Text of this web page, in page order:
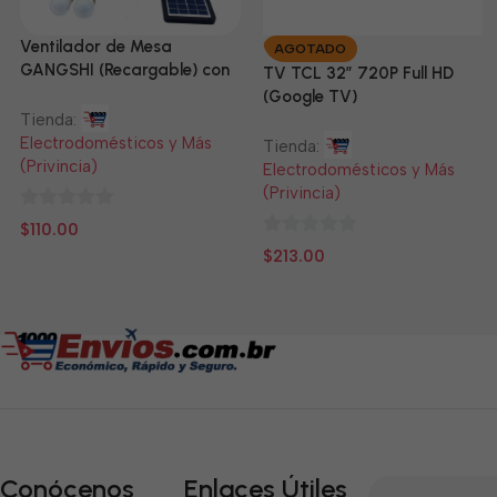
Ventilador de Mesa
GANGSHI (Recargable) con
Tienda:
Electrodomésticos y Más
(Privincia)
0
$110.00
AGOTADO
TV TCL 32” 720P Full HD
(Google TV)
Tienda:
Electrodomésticos y Más
(Privincia)
0
$213.00
Conócenos Enlaces Útiles